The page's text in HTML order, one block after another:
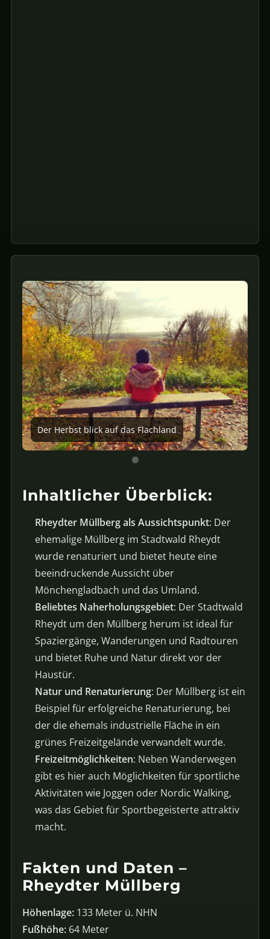
Der Herbst blick auf das Flachland
Inhaltlicher Überblick:
Rheydter Müllberg als Aussichtspunkt: Der
ehemalige Müllberg im Stadtwald Rheydt
wurde renaturiert und bietet heute eine
beeindruckende Aussicht über
Mönchengladbach und das Umland.
Beliebtes Naherholungsgebiet: Der Stadtwald
Rheydt um den Müllberg herum ist ideal für
Spaziergänge, Wanderungen und Radtouren
und bietet Ruhe und Natur direkt vor der
Haustür.
Natur und Renaturierung: Der Müllberg ist ein
Beispiel für erfolgreiche Renaturierung, bei
der die ehemals industrielle Fläche in ein
grünes Freizeitgelände verwandelt wurde.
Freizeitmöglichkeiten: Neben Wanderwegen
gibt es hier auch Möglichkeiten für sportliche
Aktivitäten wie Joggen oder Nordic Walking,
was das Gebiet für Sportbegeisterte attraktiv
macht.
Fakten und Daten –
Rheydter Müllberg
Höhenlage: 133 Meter ü. NHN
Fußhöhe: 64 Meter